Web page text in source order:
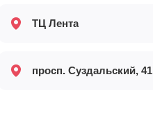
ТЦ Лента
просп. Суздальский, 41